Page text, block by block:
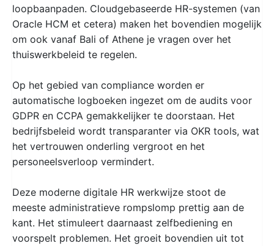
loopbaanpaden. Cloudgebaseerde HR-systemen (van
Oracle HCM et cetera) maken het bovendien mogelijk
om ook vanaf Bali of Athene je vragen over het
thuiswerkbeleid te regelen.
Op het gebied van compliance worden er
automatische logboeken ingezet om de audits voor
GDPR en CCPA gemakkelijker te doorstaan. Het
bedrijfsbeleid wordt transparanter via OKR tools, wat
het vertrouwen onderling vergroot en het
personeelsverloop vermindert.
Deze moderne digitale HR werkwijze stoot de
meeste administratieve rompslomp prettig aan de
kant. Het stimuleert daarnaast zelfbediening en
voorspelt problemen. Het groeit bovendien uit tot